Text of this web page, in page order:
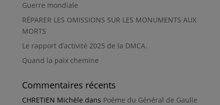
Guerre mondiale
RÉPARER LES OMISSIONS SUR LES MONUMENTS AUX
MORTS
Le rapport d’activité 2025 de la DMCA.
Quand la paix chemine
Commentaires récents
CHRETIEN Michèle dans Poème du Général de Gaulle